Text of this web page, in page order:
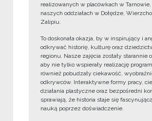
realizowanych w placówkach w
naszych oddziałach w Dołędze,
Zalipiu.
To doskonała okazja, by w inspirujący i
odkrywać historię, kulturę oraz
regionu. Nasze zajęcia zostały starannie
aby nie tylko wspierały realizację
również pobudzały ciekawość,
odkrywców. Interaktywne formy pracy,
działania plastyczne oraz bezpośredni
sprawiają, że historia staje się
nauką poprzez doświadczenie.